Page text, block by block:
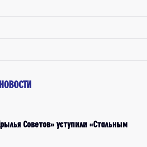
Советов» уступили «Стальным